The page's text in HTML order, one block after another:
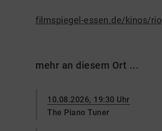
filmspiegel-essen.de/kinos/rio
mehr an diesem Ort ...
10.08.2026, 19:30 Uhr
The Piano Tuner